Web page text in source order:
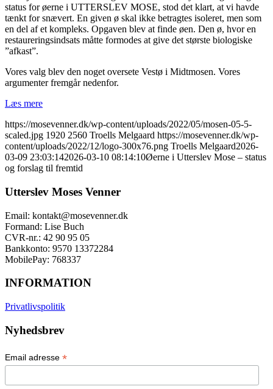
status for øerne i UTTERSLEV MOSE, stod det klart, at vi havde
tænkt for snævert. En given ø skal ikke betragtes isoleret, men som
en del af et kompleks. Opgaven blev at finde øen. Den ø, hvor en
restaureringsindsats måtte formodes at give det største biologiske
”afkast”.
Vores valg blev den noget oversete Vestø i Midtmosen. Vores
argumenter fremgår nedenfor.
Læs mere
https://mosevenner.dk/wp-content/uploads/2022/05/mosen-05-5-
scaled.jpg 1920 2560 Troells Melgaard https://mosevenner.dk/wp-
content/uploads/2022/12/logo-300x76.png Troells Melgaard2026-
03-09 23:03:142026-03-10 08:14:10Øerne i Utterslev Mose – status
og forslag til fremtid
Utterslev Moses Venner
Email: kontakt@mosevenner.dk
Formand: Lise Buch
CVR-nr.: 42 90 95 05
Bankkonto: 9570 13372284
MobilePay: 768337
INFORMATION
Privatlivspolitik
Nyhedsbrev
Email adresse *